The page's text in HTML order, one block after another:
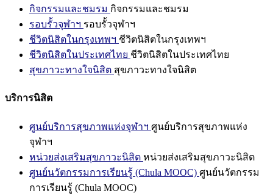
กิจกรรมและชมรม กิจกรรมและชมรม
รอบรั้วจุฬาฯ รอบรั้วจุฬาฯ
ชีวิตนิสิตในกรุงเทพฯ ชีวิตนิสิตในกรุงเทพฯ
ชีวิตนิสิตในประเทศไทย ชีวิตนิสิตในประเทศไทย
สุขภาวะทางใจนิสิต สุขภาวะทางใจนิสิต
บริการนิสิต
ศูนย์บริการสุขภาพแห่งจุฬาฯ ศูนย์บริการสุขภาพแห่ง
จุฬาฯ
หน่วยส่งเสริมสุขภาวะนิสิต หน่วยส่งเสริมสุขภาวะนิสิต
ศูนย์นวัตกรรมการเรียนรู้ (Chula MOOC) ศูนย์นวัตกรรม
การเรียนรู้ (Chula MOOC)